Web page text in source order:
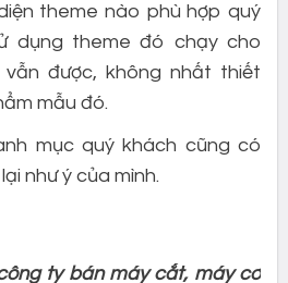
theme nào phù hợp quý
dụng theme đó chạy cho
được, không nhất thiết
mẫu đó.
mục quý khách cũng có
như ý của mình.
ty bán máy cắt, máy cơ